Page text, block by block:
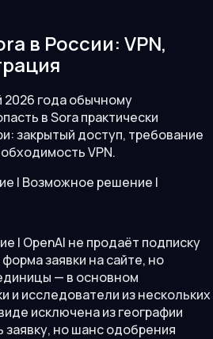
в России: VPN,
2026 года обычному
в Sora практически
закрытый доступ, требование
VPN.
| Возможное решение |
| OpenAI не продаёт подписку
заявки на сайте, но
— в основном
и исследователи из нескольких
исключена из географии
заявку, но шанс одобрения